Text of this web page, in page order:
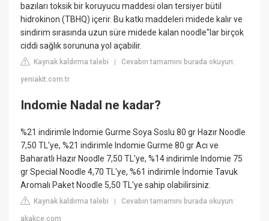
bazıları toksik bir koruyucu maddesi olan tersiyer bütil
hidrokinon (TBHQ) içerir. Bu katkı maddeleri midede kalır ve
sindirim sırasında uzun süre midede kalan noodle"lar birçok
ciddi sağlık sorununa yol açabilir.
Kaynak kaldırma talebi |Cevabın tamamını burada okuyun:
yeniakit.com.tr
Indomie Nadal ne kadar?
%21 indirimle Indomie Gurme Soya Soslu 80 gr Hazır Noodle
7,50 TL'ye, %21 indirimle Indomie Gurme 80 gr Acı ve
Baharatlı Hazır Noodle 7,50 TL'ye, %14 indirimle Indomie 75
gr Special Noodle 4,70 TL'ye, %61 indirimle İndomie Tavuk
Aromalı Paket Noodle 5,50 TL'ye sahip olabilirsiniz.
Kaynak kaldırma talebi |Cevabın tamamını burada okuyun:
akakce.com